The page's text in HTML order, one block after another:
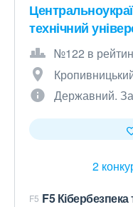
технічний
№122 в
Державний.
2
F5 F5 Кібербезпека